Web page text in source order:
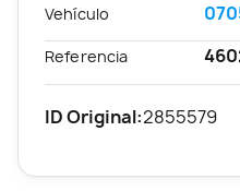
Vehículo
Referencia
ID Original:2855579